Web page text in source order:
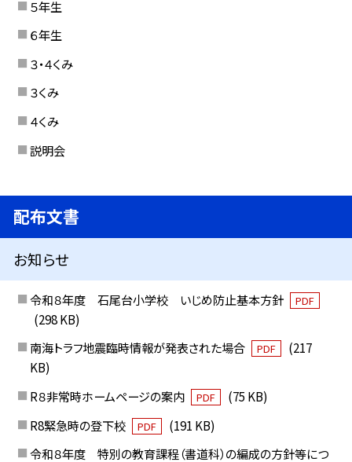
５年生
６年生
３・４くみ
３くみ
４くみ
説明会
配布文書
お知らせ
令和８年度 石尾台小学校 いじめ防止基本方針 PDF
(298 KB)
南海トラフ地震臨時情報が発表された場合
PDF
(217
KB)
R８非常時ホームページの案内
PDF
(75 KB)
R8緊急時の登下校
PDF
(191 KB)
令和８年度 特別の教育課程（書道科）の編成の方針等につ